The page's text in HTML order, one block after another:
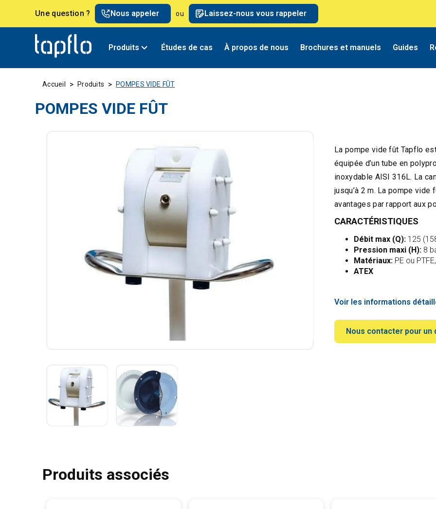
Une question ? Nous appeler ou Laissez-nous vous rappeler
Produits Études de cas À propos de nous Brochures et manuels Guides
Accueil > Produits > POMPES VIDE FÛT
POMPES VIDE FÛT
La pompe vide fût Tapflo
équipée d’un tube en
inoxydable AISI 316L. La
jusqu’à 2 m. La pompe
avantages par rapport aux
CARACTÉRISTIQUES
Débit max (Q): 125
Pression maxi (H): 8
Matériaux: PE ou
ATEX
Voir les informations
Nous contacter pour un
Produits associés